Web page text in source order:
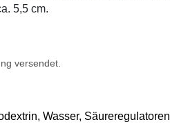
5,5 cm.
versendet.
Wasser,